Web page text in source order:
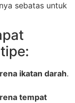
sebatas untuk
ikatan darah.
tempat